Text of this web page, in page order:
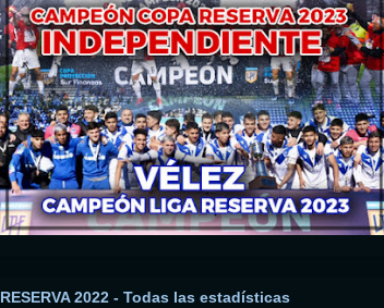
RESERVA 2022 - Todas las estadísticas